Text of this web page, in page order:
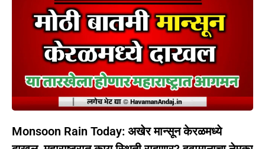
Monsoon Rain Today: अखेर मान्सून केरळमध्ये